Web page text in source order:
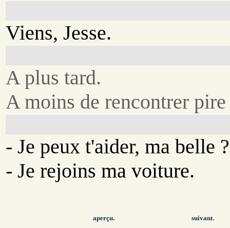
Viens, Jesse.
A plus tard.
A moins de rencontrer
- Je peux t'aider, ma belle ?
- Je rejoins ma voiture.
aperçu. suivant.